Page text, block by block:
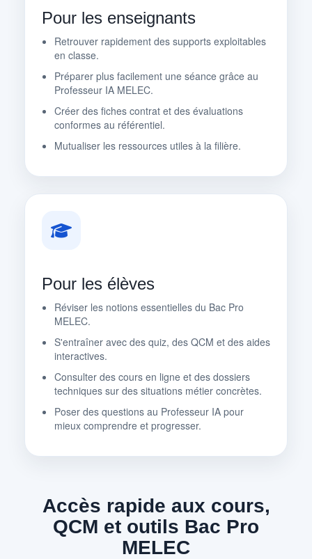
Pour les enseignants
Retrouver rapidement des supports exploitables
en classe.
Préparer plus facilement une séance grâce au
Professeur IA MELEC.
Créer des fiches contrat et des évaluations
conformes au référentiel.
Mutualiser les ressources utiles à la filière.
Pour les élèves
Réviser les notions essentielles du Bac Pro
MELEC.
S'entraîner avec des quiz, des QCM et des aides
interactives.
Consulter des cours en ligne et des dossiers
techniques sur des situations métier concrètes.
Poser des questions au Professeur IA pour
mieux comprendre et progresser.
Accès rapide aux cours,
QCM et outils Bac Pro
MELEC